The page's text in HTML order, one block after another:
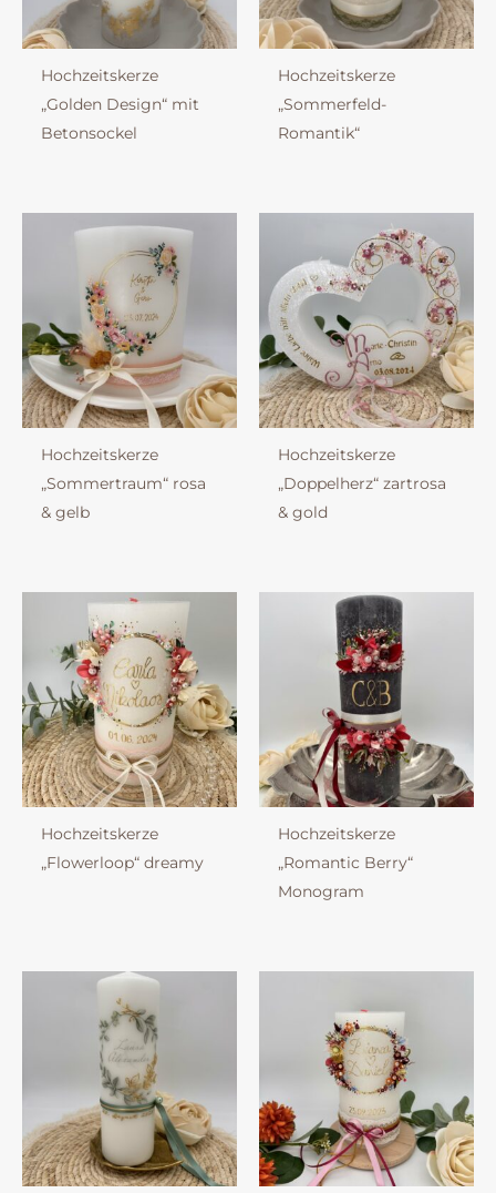
Hochzeitskerze
„Golden Design“ mit
Betonsockel
Hochzeitskerze
„Sommerfeld-
Romantik“
Hochzeitskerze
„Sommertraum“ rosa
& gelb
Hochzeitskerze
„Doppelherz“ zartrosa
& gold
Hochzeitskerze
„Flowerloop“ dreamy
Hochzeitskerze
„Romantic Berry“
Monogram